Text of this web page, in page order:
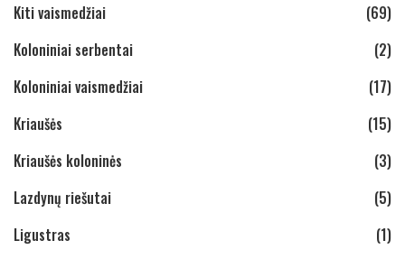
Kiti vaismedžiai
(69)
Koloniniai serbentai
(2)
Koloniniai vaismedžiai
(17)
Kriaušės
(15)
Kriaušės koloninės
(3)
Lazdynų riešutai
(5)
Ligustras
(1)